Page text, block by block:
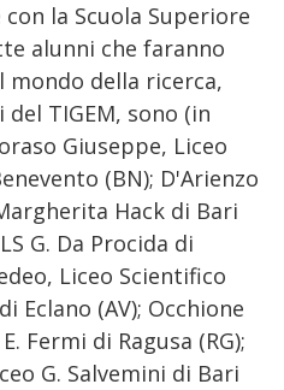
la Scuola Superiore
alunni che faranno
mondo della ricerca,
TIGEM, sono (in
Giuseppe, Liceo
(BN); D'Arienzo
Hack di Bari
G. Da Procida di
Liceo Scientifico
Eclano (AV); Occhione
Fermi di Ragusa (RG);
G. Salvemini di Bari